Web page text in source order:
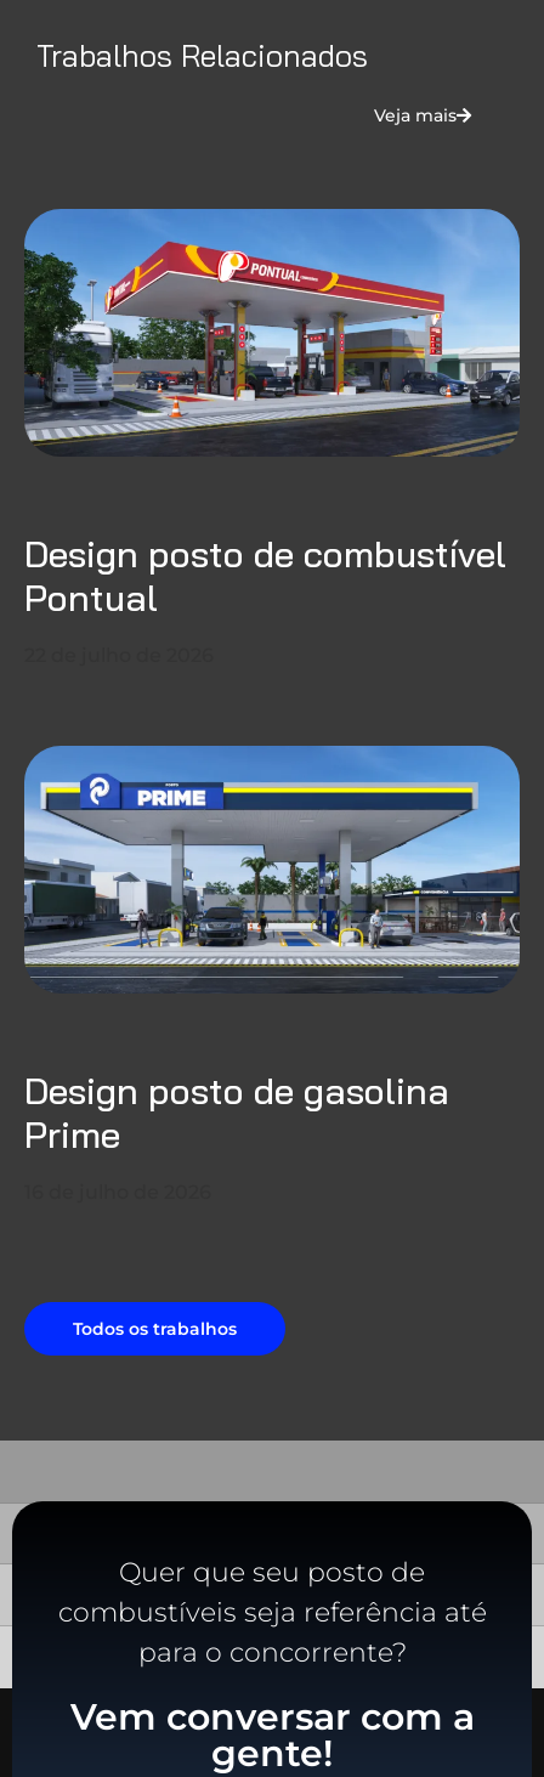
Trabalhos Relacionados
Veja mais
Design posto de combustível
Pontual
Design posto de gasolina
Prime
Todos os trabalhos
Quer que seu posto de
combustíveis seja referência até
para o concorrente?
Vem conversar com a
gente!